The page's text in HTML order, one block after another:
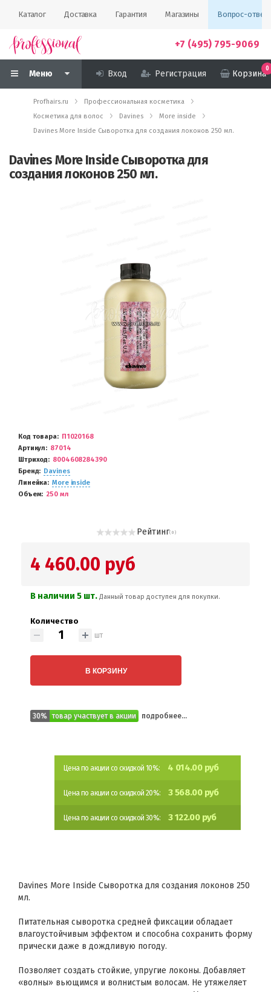
Каталог Доставка Гарантия Магазины Вопрос-ответ
+7 (495) 795-9069
Меню Вход Регистрация Корзина
0
Profhairs.ru
Профессиональная косметика
Косметика для волос
Davines
More inside
Davines More Inside Сыворотка для создания локонов 250 мл.
Davines More Inside Сыворотка для
создания локонов 250 мл.
Код товара
П1020168
Артикул
87014
Штриход
8004608284390
Бренд
Davines
Линейка
More inside
Объем
250 мл
Рейтинг( 0 )
4 460.00 руб
В наличии 5 шт. Данный товар доступен для покупки.
Количество
шт
В КОРЗИНУ
30% товар участвует в акции подробнее...
Цена по акции со скидкой 10%: 4 014.00 руб
Цена по акции со скидкой 20%: 3 568.00 руб
Цена по акции со скидкой 30%: 3 122.00 руб
Davines More Inside Сыворотка для создания локонов 250
мл.
Питательная сыворотка средней фиксации обладает
влагоустойчивым эффектом и способна сохранить форму
прически даже в дождливую погоду.
Позволяет создать стойкие, упругие локоны. Добавляет
«волны» вьющимся и волнистым волосам. Не утяжеляет